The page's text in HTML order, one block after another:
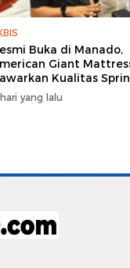
Buka di Manado,
Giant
Kualitas
Premium
yang lalu